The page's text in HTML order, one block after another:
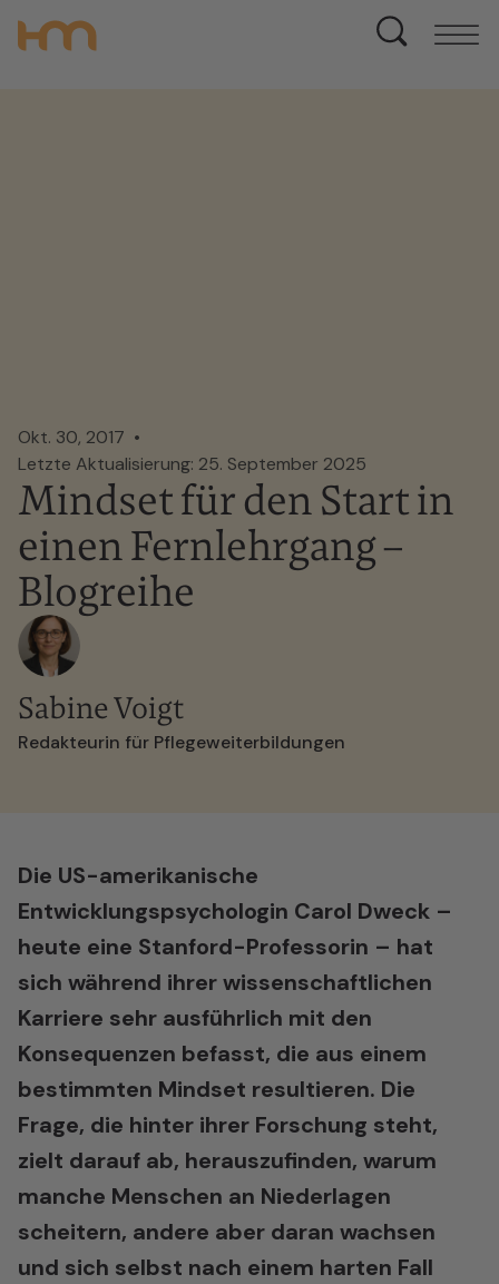
Okt. 30, 2017
Letzte Aktualisierung: 25. September 2025
Mindset für den Start in
einen Fernlehrgang –
Blogreihe
Sabine Voigt
Redakteurin für Pflegeweiterbildungen
Die US-amerikanische
Entwicklungspsychologin Carol Dweck –
heute eine Stanford-Professorin – hat
sich während ihrer wissenschaftlichen
Karriere sehr ausführlich mit den
Konsequenzen befasst, die aus einem
bestimmten Mindset resultieren. Die
Frage, die hinter ihrer Forschung steht,
zielt darauf ab, herauszufinden, warum
manche Menschen an Niederlagen
scheitern, andere aber daran wachsen
und sich selbst nach einem harten Fall